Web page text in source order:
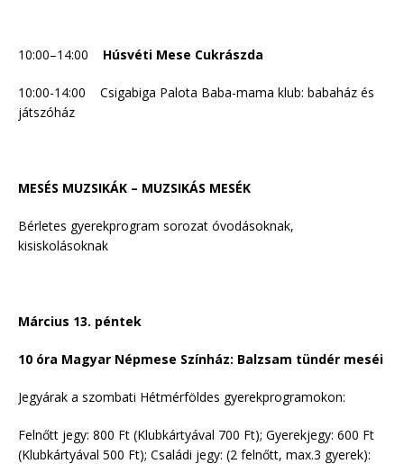
10:00–14:00 Húsvéti Mese Cukrászda
10:00-14:00 Csigabiga Palota Baba-mama klub: babaház és
játszóház
MESÉS MUZSIKÁK – MUZSIKÁS MESÉK
Bérletes gyerekprogram sorozat óvodásoknak,
kisiskolásoknak
Március 13. péntek
10 óra Magyar Népmese Színház: Balzsam tündér meséi
Jegyárak a szombati Hétmérföldes gyerekprogramokon:
Felnőtt jegy: 800 Ft (Klubkártyával 700 Ft); Gyerekjegy: 600 Ft
(Klubkártyával 500 Ft); Családi jegy: (2 felnőtt, max.3 gyerek):